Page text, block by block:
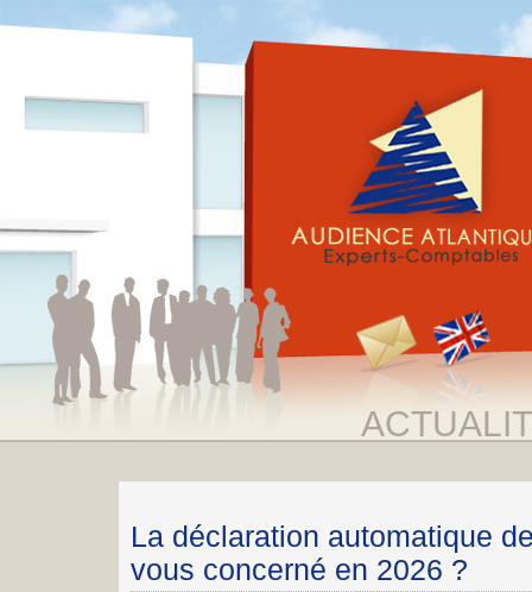
La déclaration automatique
vous concerné en 2026 ?